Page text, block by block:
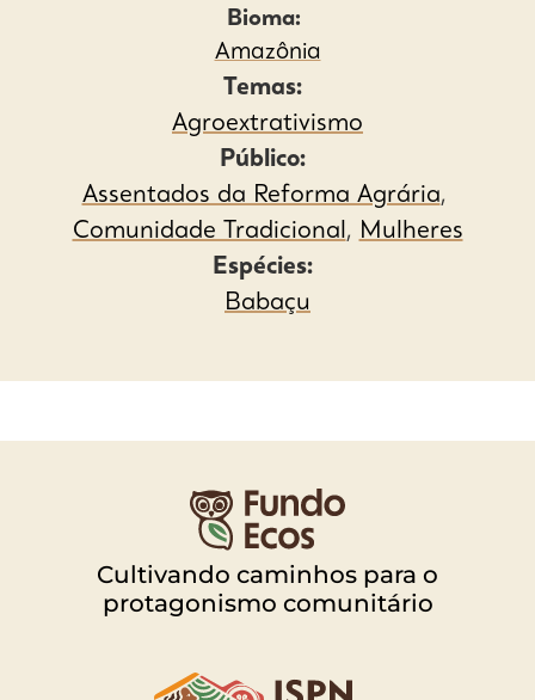
Bioma:
Amazônia
Temas:
Agroextrativismo
Público:
Assentados da Reforma Agrária,
Comunidade Tradicional, Mulheres
Espécies:
Babaçu
Cultivando caminhos para o
protagonismo comunitário